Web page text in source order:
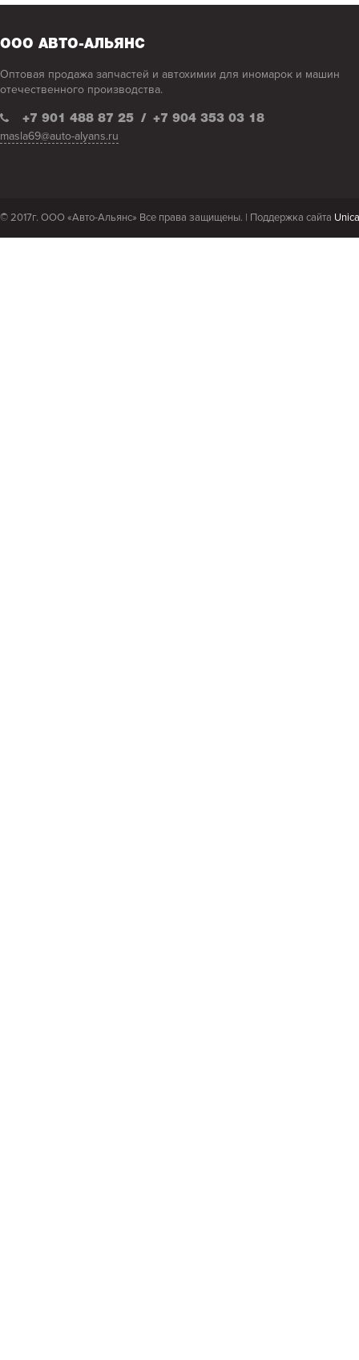
ООО АВТО-АЛЬЯНС
Оптовая продажа запчастей и автохимии для иномарок и машин
отечественного производства.
+7 901 488 87 25 / +7 904 353 03 18
masla69@auto-alyans.ru
© 2017г. ООО «Авто-Альянс» Все права защищены. | Поддержка сайта